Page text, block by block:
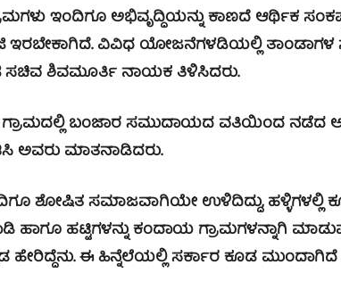
ಇಂದಿಗೂ ಅಭಿವೃದ್ಧಿಯನ್ನು ಕಾಣದೆ ಆರ್ಥಿಕ
ಇರಬೇಕಾಗಿದೆ. ವಿವಿಧ ಯೋಜನೆಗಳಡಿಯಲ್ಲಿ ತಾಂಡಾಗಳ
ಸಚಿವ ಶಿವಮೂರ್ತಿ ನಾಯಕ ತಿಳಿಸಿದರು.
ಗ್ರಾಮದಲ್ಲಿ ಬಂಜಾರ ಸಮುದಾಯದ ವತಿಯಿಂದ ನಡೆದ
ಅವರು ಮಾತನಾಡಿದರು.
ಶೋಷಿತ ಸಮಾಜವಾಗಿಯೇ ಉಳಿದಿದ್ದು,
ಹಾಗೂ ಹಟ್ಟಿಗಳನ್ನು ಕಂದಾಯ ಗ್ರಾಮಗಳನ್ನಾಗಿ
ಹೇರಿದ್ದೆನು. ಈ ಹಿನ್ನೆಲೆಯಲ್ಲಿ ಸರ್ಕಾರ ಕೂಡ